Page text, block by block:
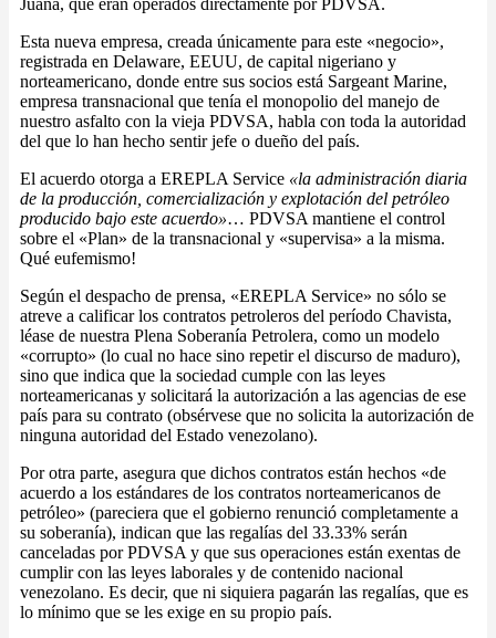
Esta nueva empresa, creada únicamente para este «negocio»,
registrada en Delaware, EEUU, de capital nigeriano y
norteamericano, donde entre sus socios está Sargeant Marine,
empresa transnacional que tenía el monopolio del manejo de
nuestro asfalto con la vieja PDVSA, habla con toda la autoridad
del que lo han hecho sentir jefe o dueño del país.
El acuerdo otorga a EREPLA Service «la administración diaria
de la producción, comercialización y explotación del petróleo
producido bajo este acuerdo»… PDVSA mantiene el control
sobre el «Plan» de la transnacional y «supervisa» a la misma.
Qué eufemismo!
Según el despacho de prensa, «EREPLA Service» no sólo se
atreve a calificar los contratos petroleros del período Chavista,
léase de nuestra Plena Soberanía Petrolera, como un modelo
«corrupto» (lo cual no hace sino repetir el discurso de maduro),
sino que indica que la sociedad cumple con las leyes
norteamericanas y solicitará la autorización a las agencias de ese
país para su contrato (obsérvese que no solicita la autorización de
ninguna autoridad del Estado venezolano).
Por otra parte, asegura que dichos contratos están hechos «de
acuerdo a los estándares de los contratos norteamericanos de
petróleo» (pareciera que el gobierno renunció completamente a
su soberanía), indican que las regalías del 33.33% serán
canceladas por PDVSA y que sus operaciones están exentas de
cumplir con las leyes laborales y de contenido nacional
venezolano. Es decir, que ni siquiera pagarán las regalías, que es
lo mínimo que se les exige en su propio país.